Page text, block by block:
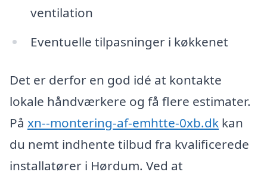
ventilation
Eventuelle tilpasninger i køkkenet
Det er derfor en god idé at kontakte
lokale håndværkere og få flere estimater.
På xn--montering-af-emhtte-0xb.dk kan
du nemt indhente tilbud fra kvalificerede
installatører i Hørdum. Ved at